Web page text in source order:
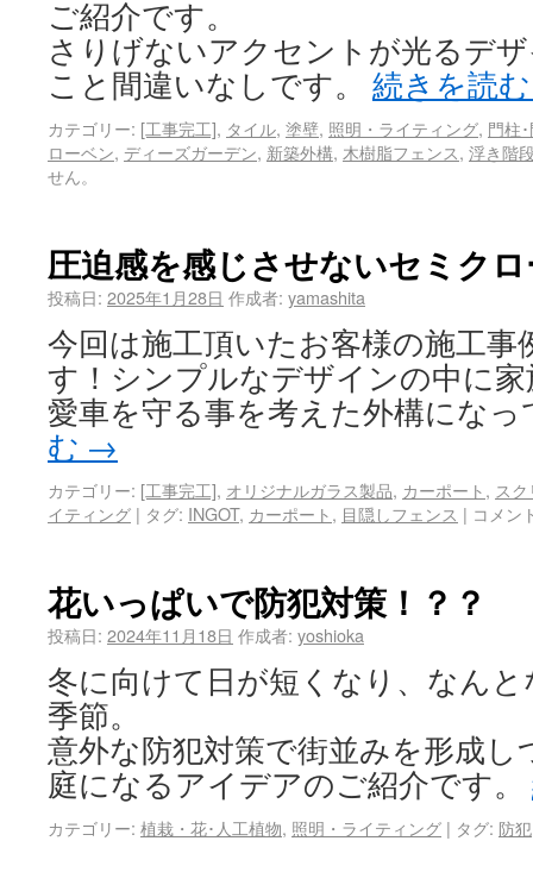
ご紹介です。
さりげないアクセントが光るデ
こと間違いなしです。 続きを読
カテゴリー: [工事完工], タイル, 塗壁, 照明・ライティング, 門柱
ローベン, ディーズガーデン, 新築外構, 木樹脂フェンス, 浮き階
せん。
圧迫感を感じさせないセミク
投稿日: 2025年1月28日 作成者: yamashita
今回は施工頂いたお客様の施工事
す！シンプルなデザインの中に
愛車を守る事を考えた外構にな
む →
カテゴリー: [工事完工], オリジナルガラス製品, カーポート, ス
イティング | タグ: INGOT, カーポート, 目隠しフェンス | コメン
花いっぱいで防犯対策！？？
投稿日: 2024年11月18日 作成者: yoshioka
冬に向けて日が短くなり、なん
季節。
意外な防犯対策で街並みを形成し
庭になるアイデアのご紹介です。
カテゴリー: 植栽・花･人工植物, 照明・ライティング | タグ: 防犯